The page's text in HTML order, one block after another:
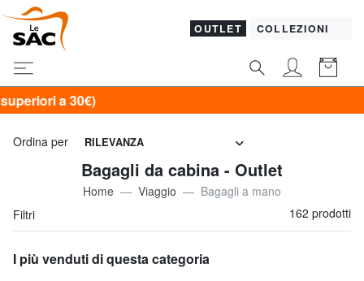
OUTLET COLLEZIONI
Ordina per RILEVANZA
Bagagli da cabina - Outlet
Home Viaggio
Bagagli a mano
Filtri
162 prodotti
I più venduti di questa categoria